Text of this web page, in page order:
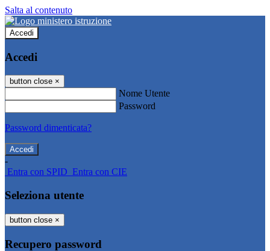
Salta al contenuto
Accedi
Accedi
button close ×
Nome Utente
Password
Password dimenticata?
-
Entra con SPID Entra con CIE
Seleziona utente
button close ×
Recupero password